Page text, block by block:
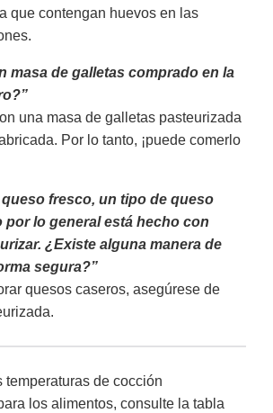
que contengan huevos en las
masa de galletas comprado en la
una masa de galletas pasteurizada
Por lo tanto, ¡puede comerlo
queso fresco, un tipo de queso
por lo general está hecho con
¿Existe alguna manera de
segura?”
quesos caseros, asegúrese de
temperaturas de cocción
los alimentos, consulte la tabla